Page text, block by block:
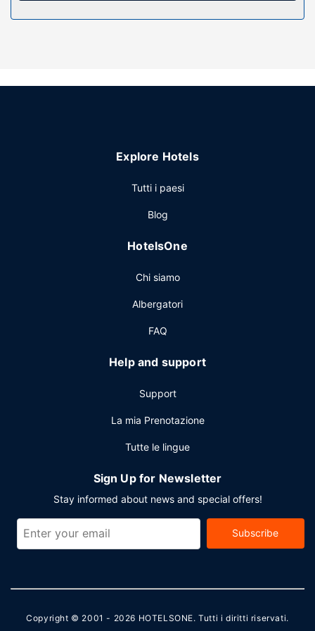
Attrattive della proprietà
gratuito, servizi di concierge e un deposito sci.
fermati al bar/lounge o richiedi il servizio in camera con
business center e check-out veloce. Il un parcheggio (a
Explore Hotels
Tutti i paesi
Blog
HotelsOne
Chi siamo
Albergatori
FAQ
Help and support
Support
La mia Prenotazione
Tutte le lingue
Sign Up for Newsletter
Stay informed about news and special offers!
Subscribe
Copyright © 2001 - 2026 HOTELSONE. Tutti i diritti riservati.